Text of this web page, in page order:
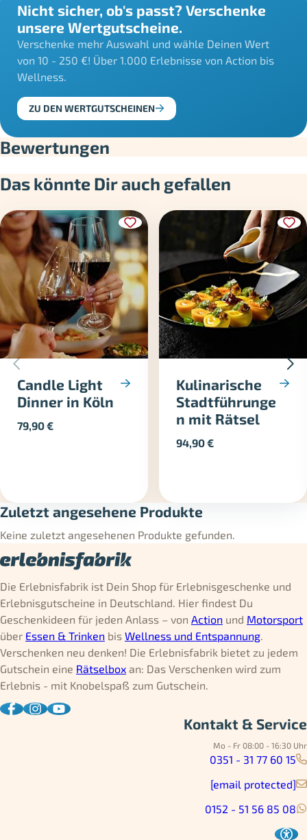
Nicht sicher, ob's passt? Verschenke
unsere Wertgutscheine.
Verschenke mehr Auswahl und wähle Deinen Wert
von 10 - 250 €! Über 1.000 Erlebnisse von Action bis
Wellness.
ZU DEN WERTGUTSCHEINEN
Bewertungen
Das könnte Dir auch gefallen
Candle Light
Dinner in Köln
79,90€
Kulinarische
Stadtführunge
n mit Rätsel
94,90€
Zuletzt angesehene Produkte
Keine zuletzt angesehenen Produkte gefunden.
Die Erlebnisfabrik ist Dein Shop für Erlebnisgeschenke und
Erlebnisgutscheine in Deutschland. Hier findest Du
Geschenkideen für jeden Anlass – von Action und Motorsport
über Essen & Trinken bis Wellness und Entspannung.
Verschenken neu denken! Die Erlebnisfabrik bietet zu jedem
Gutschein eine Rätselbox an: Das Verschenken wird zum
Erlebnis - mit Knobelspaß zum Gutschein.
Kontakt & Service
Mo - Fr 08:00 - 16:30 Uhr
0351 - 31 77 60 15
[email protected]
0152 - 51 56 85 08